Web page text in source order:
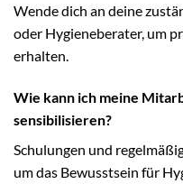
Wende dich an deine
oder Hygieneberater, um
erhalten.
Wie kann ich meine
sensibilisieren?
Schulungen und
um das Bewusstsein für